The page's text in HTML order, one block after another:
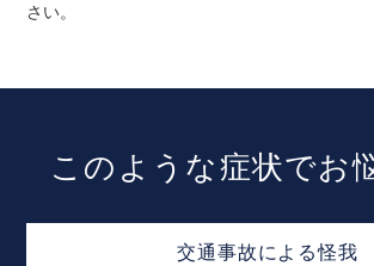
さい。
このような症状でお
交通事故による怪我